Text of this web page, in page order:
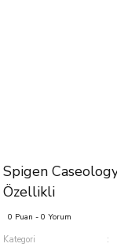
Spigen
Özellikli
0 Puan - 0 Yorum
Kategori